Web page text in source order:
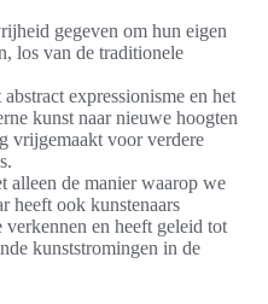
gegeven om hun eigen
los van de traditionele
expressionisme en het
kunst naar nieuwe hoogten
vrijgemaakt voor verdere
alleen de manier waarop we
heeft ook kunstenaars
en heeft geleid tot
kunststromingen in de